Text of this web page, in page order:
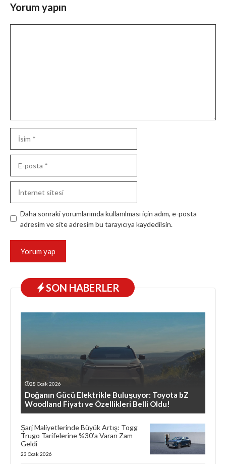
Yorum yapın
posta
sitesi
Daha sonraki yorumlarımda kullanılması için adım, e-posta
adresim ve site adresim bu tarayıcıya kaydedilsin.
SON HABERLER
28 Ocak 2026
Doğanın Gücü Elektrikle Buluşuyor: Toyota bZ
Woodland Fiyatı ve Özellikleri Belli Oldu!
Şarj Maliyetlerinde Büyük Artış: Togg
Trugo Tarifelerine %30’a Varan Zam
Geldi
23 Ocak 2026